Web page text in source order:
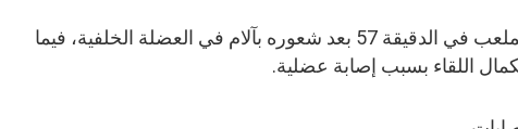
كما غادر محمد صلاح أرض الملعب في الدقيقة 57 بعد شعوره بآلام في العضلة الخلفية، فيما
اللقاء بسبب إصابة عضلية.